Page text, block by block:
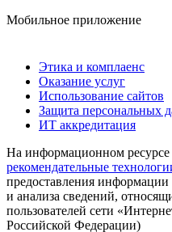
Мобильное приложение
Этика и комплаенс
Оказание услуг
Использование сайтов
Защита персональных
ИТ аккредитация
На информационном ресурсе
рекомендательные
предоставления информации
и анализа сведений,
пользователей сети
Российской Федерации)